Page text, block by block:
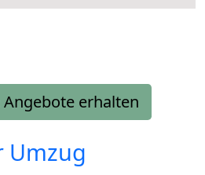
Angebote erhalten
Umzug